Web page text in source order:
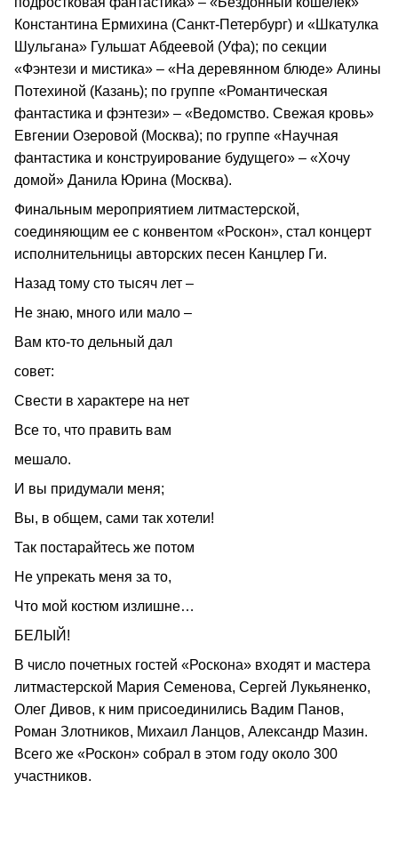
Константина Ермихина (Санкт-Петербург) и «Шкатулка
Шульгана» Гульшат Абдеевой (Уфа); по секции
«Фэнтези и мистика» – «На деревянном блюде» Алины
Потехиной (Казань); по группе «Романтическая
фантастика и фэнтези» – «Ведомство. Свежая кровь»
Евгении Озеровой (Москва); по группе «Научная
фантастика и конструирование будущего» – «Хочу
домой» Данила Юрина (Москва).
Финальным мероприятием литмастерской,
соединяющим ее с конвентом «Роскон», стал концерт
исполнительницы авторских песен Канцлер Ги.
Назад тому сто тысяч лет –
Не знаю, много или мало –
Вам кто-то дельный дал
совет:
Свести в характере на нет
Все то, что править вам
мешало.
И вы придумали меня;
Вы, в общем, сами так хотели!
Так постарайтесь же потом
Не упрекать меня за то,
Что мой костюм излишне…
БЕЛЫЙ!
В число почетных гостей «Роскона» входят и мастера
литмастерской Мария Семенова, Сергей Лукьяненко,
Олег Дивов, к ним присоединились Вадим Панов,
Роман Злотников, Михаил Ланцов, Александр Мазин.
Всего же «Роскон» собрал в этом году около 300
участников.